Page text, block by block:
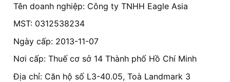
Tên doanh nghiệp: Công ty TNHH Eagle Asia
MST: 0312538234
Ngày cấp: 2013-11-07
Nơi cấp: Thuế cơ sở 14 Thành phố Hồ Chí Minh
Địa chỉ: Căn hộ số L3-40.05, Toà Landmark 3